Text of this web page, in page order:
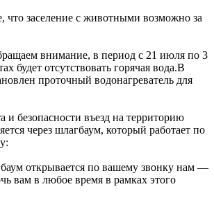
заселение с животными возможно за
внимание, в период с 21 июля по 3
будет отсутствовать горячая вода.В
проточный водонагреватель для
и безопасности въезд на территорию
через шлагбаум, который работает по
открывается по вашему звонку нам —
вам в любое время в рамках этого